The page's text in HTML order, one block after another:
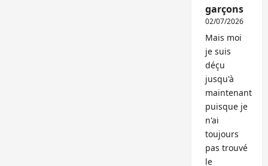
garçons
02/07/2026
Mais moi
je suis
déçu
jusqu'à
maintenant
puisque je
n'ai
toujours
pas trouvé
le